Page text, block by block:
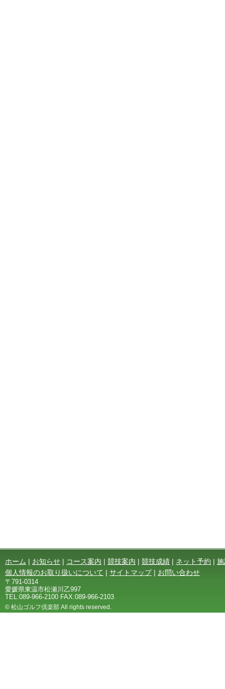
ホーム | お知らせ | コース案内 | 競技案内 | 競技成績 | ネット予約 |
個人情報のお取り扱いについて | サイトマップ | お問い合わせ
〒791-0314
愛媛県東温市松瀬川乙997
TEL:089-966-2100 FAX:089-966-2103
© 松山ゴルフ倶楽部 All rights reserved.